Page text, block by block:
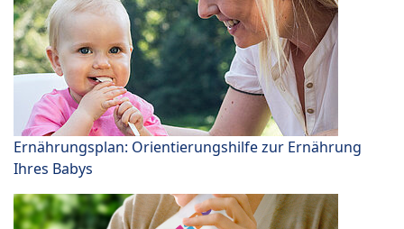
Ernährungsplan: Orientierungshilfe zur Ernährung
Ihres Babys